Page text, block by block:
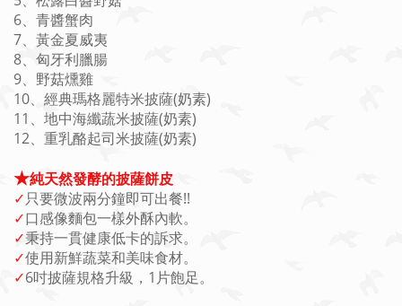
6、青醬蟹肉
7、黃金夏威夷
8、匈牙利臘腸
9、野菇燻雞
10、經典瑪格麗特米披薩(奶素)
11、地中海纖蔬米披薩(奶素)
12、重乳酪起司米披薩(奶素)
★純天然發酵的披薩餅皮
✓只要微波兩分鐘即可出餐!!
✓口感像麵包一樣外酥內軟。
✓秉持一貫健康低卡的訴求。
✓使用新鮮蔬菜和美味食材。
✓6吋披薩規格升級，1片飽足。